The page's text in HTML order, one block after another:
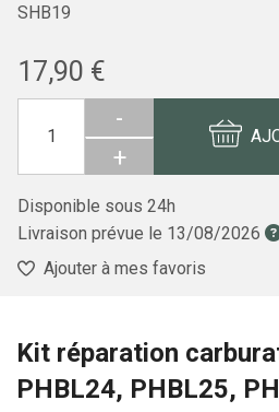
SHB19
17,90 €
-
+
Disponible sous 24h
Livraison prévue le 13/08/2026
Ajouter à mes favoris
Kit réparation
PHBL24, PHBL25,